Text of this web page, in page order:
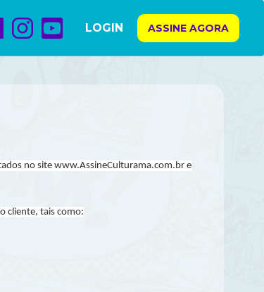
LOGIN ASSINE AGORA
no site www.AssineCulturama.com.br e
cliente, tais como: